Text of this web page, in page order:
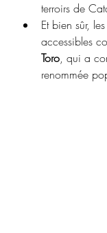
terroirs de
Et bien sûr,
accessibles
Toro, qui a
renommée